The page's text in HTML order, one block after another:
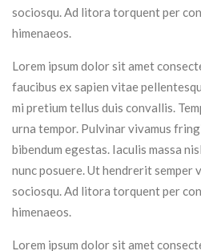
sociosqu. Ad litora torquent per
himenaeos.
Lorem ipsum dolor sit amet
faucibus ex sapien vitae
mi pretium tellus duis convallis.
urna tempor. Pulvinar vivamus
bibendum egestas. Iaculis massa
nunc posuere. Ut hendrerit semper
sociosqu. Ad litora torquent per
himenaeos.
Lorem ipsum dolor sit amet